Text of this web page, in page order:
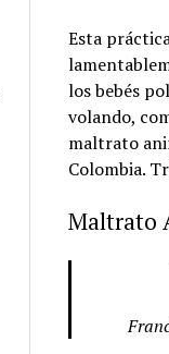
Esta
los bebés
volando,
maltrato
Colombia.
Maltrato